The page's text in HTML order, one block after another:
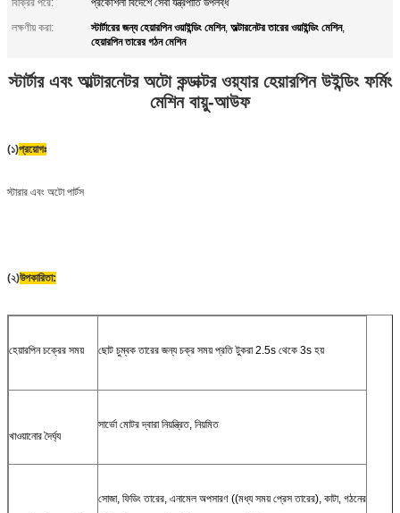
বিক্রির পরে:
প্রকৌশলী বিদেশে সেবা যন্ত্রপাতি উপলব্ধ
লক্ষণীয় করা:
স্টার্টারের জন্য হেয়ারপিন ওয়াইন্ডিং মেশিন, অল্টারনেটর তারের ওয়াইন্ডিং মেশিন,
হেয়ারপিন তারের গঠন মেশিন
স্টার্টার এবং আল্টারনেটর অটো কন্ডাক্টর ওয়্যার হেয়ারপিন উইন্ডিং ফর্মিং
মেশিন বায়ু-আউফ
(১)প্রয়োগঃ
স্টারার এবং অটো পার্টস
(২)উপকারিতা:
হেয়ারপিন চক্রের সময় ছোট চুম্বক তারের জন্য চক্র সময় প্রতি টুকরা 2.5s থেকে 3s হয়
খাওয়ানোর দৈর্ঘ্য
সার্ভো মোটর দ্বারা নিয়ন্ত্রিত, নিয়মিত
সোজা, ফিডিং তারের, এনামেল অপসারণ ((মধ্য সময় প্রেস তারের), কাটা, গঠনের